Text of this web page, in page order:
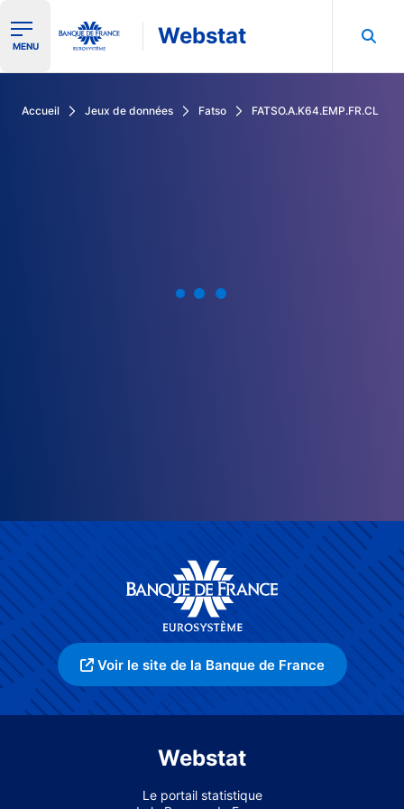
Ouvrir le menu de navigation
MENU Webstat
Accueil Jeux de données Fatso FATSO.A.K64.EMP.FR.CL
Voir le site de la Banque de France
Webstat
Le portail statistique